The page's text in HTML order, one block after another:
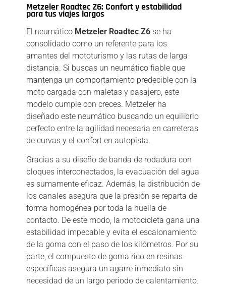
Metzeler Roadtec Z6: Confort y estabilidad
para tus viajes largos
El neumático Metzeler Roadtec Z6 se ha
consolidado como un referente para los
amantes del mototurismo y las rutas de larga
distancia. Si buscas un neumático fiable que
mantenga un comportamiento predecible con la
moto cargada con maletas y pasajero, este
modelo cumple con creces. Metzeler ha
diseñado este neumático buscando un equilibrio
perfecto entre la agilidad necesaria en carreteras
de curvas y el confort en autopista.
Gracias a su diseño de banda de rodadura con
bloques interconectados, la evacuación del agua
es sumamente eficaz. Además, la distribución de
los canales asegura que la presión se reparta de
forma homogénea por toda la huella de
contacto. De este modo, la motocicleta gana una
estabilidad impecable y evita el escalonamiento
de la goma con el paso de los kilómetros. Por su
parte, el compuesto de goma rico en resinas
específicas asegura un agarre inmediato sin
necesidad de un largo periodo de calentamiento.